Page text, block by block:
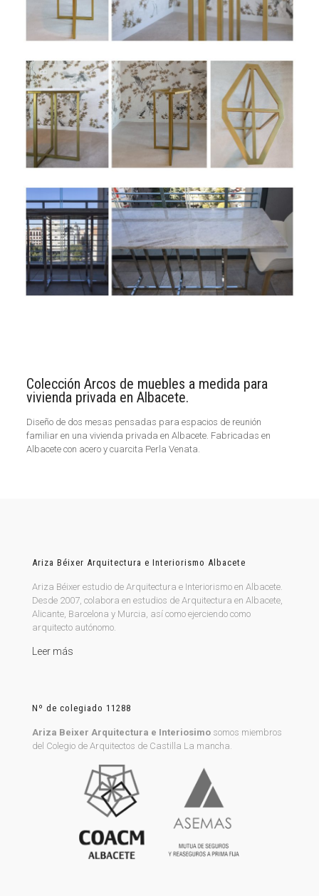
Colección Arcos de muebles a medida para
vivienda privada en Albacete.
Diseño de dos mesas pensadas para espacios de reunión
familiar en una vivienda privada en Albacete. Fabricadas en
Albacete con acero y cuarcita Perla Venata.
Ariza Béixer Arquitectura e Interiorismo Albacete
Ariza Béixer estudio de Arquitectura e Interiorismo en Albacete.
Desde 2007, colabora en estudios de Arquitectura en Albacete,
Alicante, Barcelona y Murcia, así como ejerciendo como
arquitecto autónomo.
Leer más
Nº de colegiado 11288
Ariza Beixer Arquitectura e Interiosimo somos miembros
del Colegio de Arquitectos de Castilla La mancha.